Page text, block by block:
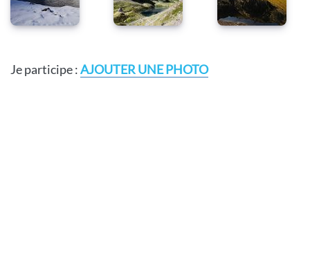
Je participe :AJOUTER UNE PHOTO